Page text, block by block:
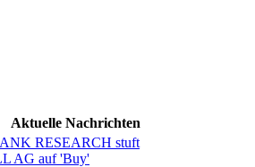
Aktuelle Nachrichten
RESEARCH stuft
AG auf 'Buy'